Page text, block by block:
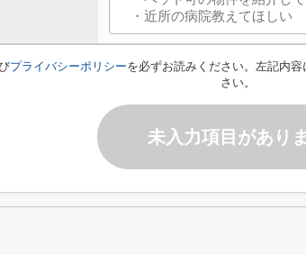
プライバシーポリシーを必ずお読みください。左記内
さい。
未入力項目があり